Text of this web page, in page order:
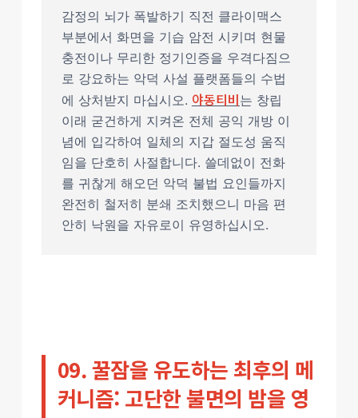
감정의 뇌가 폭발하기 직전 클라이맥스
부분에서 화면을 기습 암전 시키며 현물
충전이나 무리한 정기인증을 우격다짐으
로 강요하는 악덕 사설 플랫폼들의 수법
에 상처받지 마십시오. 야동티비는 창립
이래 굳건하게 지켜온 전체 공익 개방 이
념에 입각하여 일체의 지갑 절도성 움직
임을 단호히 사절합니다. 쓸데없이 전화
를 귀찮게 해오던 악덕 불법 요인들까지
완전히 철저히 분쇄 조치했으니 마음 편
안히 낙원을 자유로이 유영하십시오.
09. 꿀잠을 유도하는 최후의 메
커니즘: 고단한 불면의 밤을 영